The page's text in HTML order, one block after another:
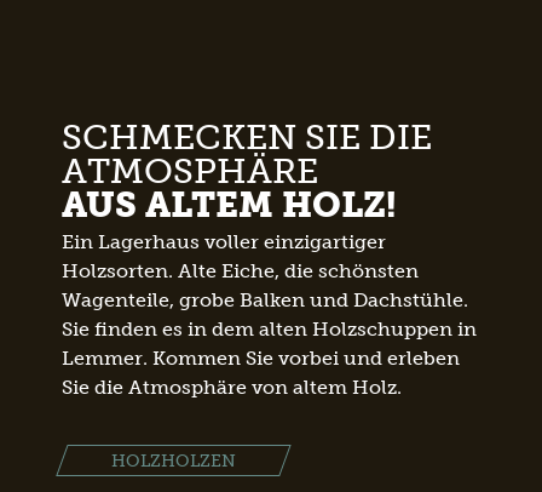
SCHMECKEN SIE DIE
ATMOSPHÄRE
AUS ALTEM HOLZ!
Ein Lagerhaus voller einzigartiger
Holzsorten. Alte Eiche, die schönsten
Wagenteile, grobe Balken und Dachstühle.
Sie finden es in dem alten Holzschuppen in
Lemmer. Kommen Sie vorbei und erleben
Sie die Atmosphäre von altem Holz.
HOLZHOLZEN